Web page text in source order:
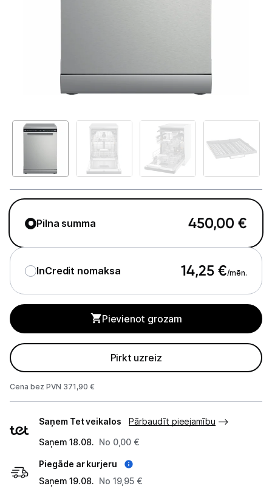
Sadzīves tehnika
Lielā tehnika
Ledusskapji
Saldētavas
Vīna skapji
Trauku mazgājamās mašīnas
Veļas mašīnas
Plītis
Tvaika nosūcēji
Aksesuāri tvaika nosūcējiem
Iebūvējamā tehnika
Kafijas pagatavošana
Mazā virtuves tehnika
Pilna summa 450,00 €
InCredit nomaksa 14,25 €/mēn.
Pievienot grozam
Pirkt uzreiz
Cena bez PVN 371,90 €
veidi
Saņem Tet veikalos
Pārbaudīt pieejamību
Saņem 18.08. No 0,00 €
Piegāde ar kurjeru
Saņem 19.08. No 19,95 €